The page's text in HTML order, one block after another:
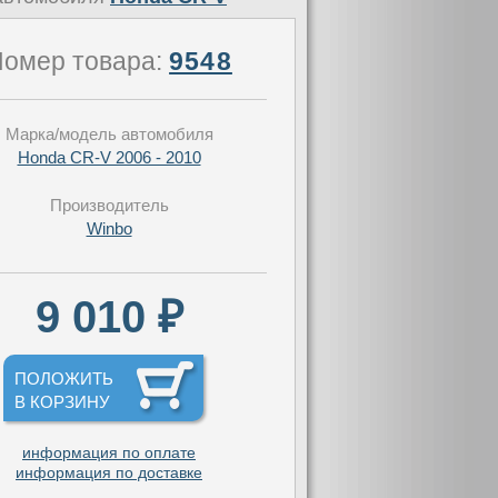
товара:9548
Марка/модель автомобиля
Honda CR-V 2006 - 2010
Производитель
Winbo
9 010 ₽
ПОЛОЖИТЬ
В КОРЗИНУ
информация по оплате
информация по доставке